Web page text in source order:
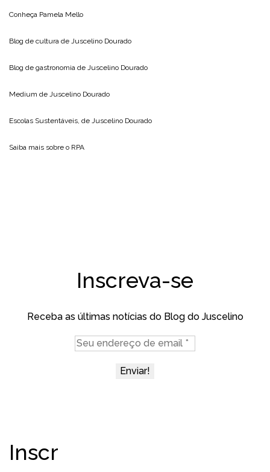
Conheça Pamela Mello
Blog de cultura de Juscelino Dourado
Blog de gastronomia de Juscelino Dourado
Medium de Juscelino Dourado
Escolas Sustentáveis, de Juscelino Dourado
Saiba mais sobre o RPA
Inscreva-se
Receba as últimas notícias do Blog do Juscelino
Inscr